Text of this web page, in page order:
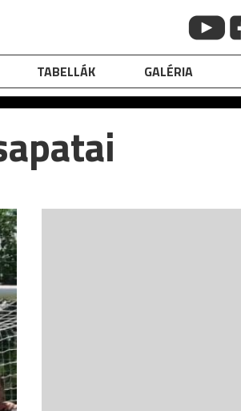
TABELLÁK GALÉRIA